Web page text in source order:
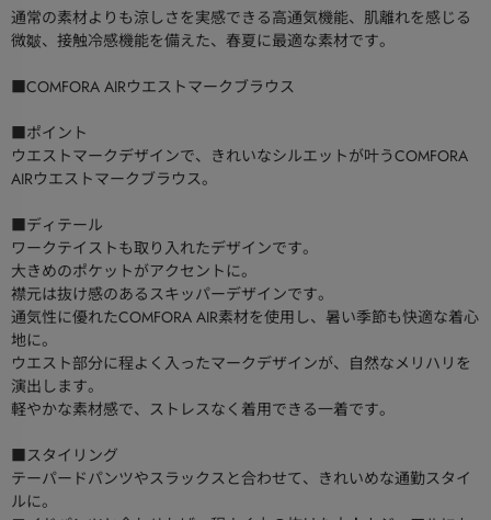
通常の素材よりも涼しさを実感できる高通気機能、肌離れを感じる
微皺、接触冷感機能を備えた、春夏に最適な素材です。
■COMFORA AIRウエストマークブラウス
■ポイント
ウエストマークデザインで、きれいなシルエットが叶うCOMFORA
AIRウエストマークブラウス。
■ディテール
ワークテイストも取り入れたデザインです。
大きめのポケットがアクセントに。
襟元は抜け感のあるスキッパーデザインです。
通気性に優れたCOMFORA AIR素材を使用し、暑い季節も快適な着心
地に。
ウエスト部分に程よく入ったマークデザインが、自然なメリハリを
演出します。
軽やかな素材感で、ストレスなく着用できる一着です。
■スタイリング
テーパードパンツやスラックスと合わせて、きれいめな通勤スタイ
ルに。